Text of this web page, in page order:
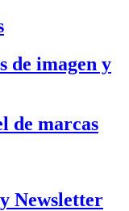
de imagen y
de marcas
Newsletter